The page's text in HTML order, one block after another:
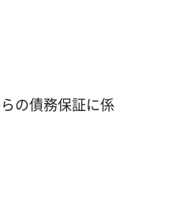
の債務保証に係